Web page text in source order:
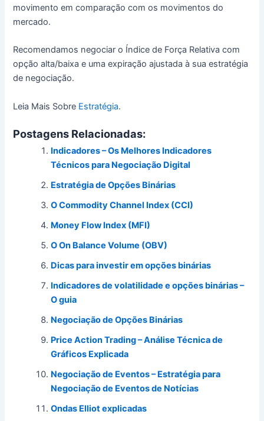
movimento em comparação com os movimentos do
mercado.
Recomendamos negociar o Índice de Força Relativa com
opção alta/baixa e uma expiração ajustada à sua estratégia
de negociação.
Leia Mais Sobre Estratégia.
Postagens Relacionadas:
Indicadores – Os Melhores Indicadores
Técnicos para Negociação Digital
Estratégia de Opções Binárias
O Commodity Channel Index (CCI)
Money Flow Index (MFI)
O On Balance Volume (OBV)
Dicas para investir em opções binárias
Indicadores de volatilidade e opções binárias –
O guia
Negociação de Opções Binárias
Price Action Trading – Análise Técnica de
Gráficos Explicada
Negociação de Eventos – Estratégia para
Negociação de Eventos de Notícias
Ondas Elliot explicadas